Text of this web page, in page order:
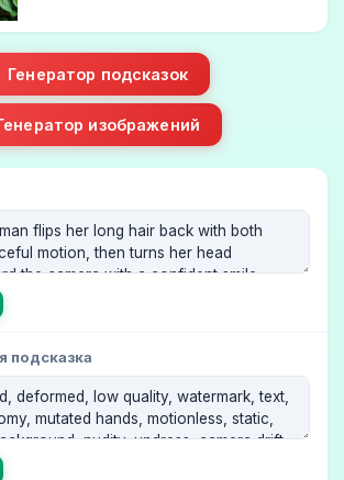
Генератор подсказок
изображений
подсказка